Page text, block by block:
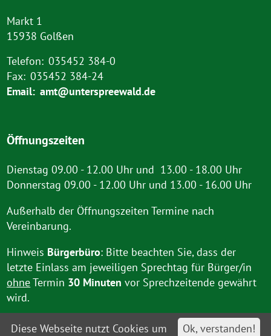
Markt 1
15938 Golßen
Telefon: 035452 384-0
Fax: 035452 384-24
Email: amt@unterspreewald.de
Öffnungszeiten
Dienstag 09.00 - 12.00 Uhr und 13.00 - 18.00 Uhr
Donnerstag 09.00 - 12.00 Uhr und 13.00 - 16.00 Uhr
Außerhalb der Öffnungszeiten Termine nach
Vereinbarung.
Hinweis Bürgerbüro: Bitte beachten Sie, dass der
letzte Einlass am jeweiligen Sprechtag für Bürger/in
ohneTermin 30 Minuten vor Sprechzeitende gewährt
wird.
Ok, verstanden!
Diese Webseite nutzt Cookies um